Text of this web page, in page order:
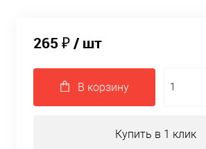
265 ₽/ шт
В корзину
Купить в 1 клик